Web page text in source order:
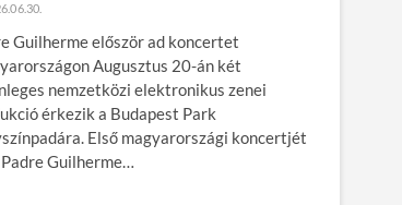
Guilherme először ad koncertet
Augusztus 20-án két
nemzetközi elektronikus zenei
érkezik a Budapest Park
Első magyarországi koncertjét
Guilherme…